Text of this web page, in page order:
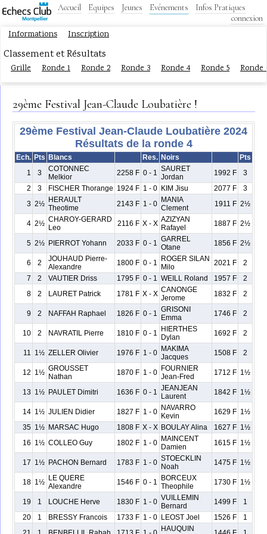
Accueil Equipes Jeunes Evénements
Infos Pratiques
connexion
Informations Inscription
Classement et Résultats
Grille Ronde 1 Ronde 2 Ronde 3 Ronde 4 Ronde 5 Ronde
29ème Festival Jean-Claude Loubatière !
29ème Festival Jean-Claude Loubatière 2024
Résultats de la ronde 4
Ech. Pts Blancs Res. Noirs
Pts
1
3
COTONNEC
Melkior
2258 F 0 - 1 SAURET
Jordan
1992 F
3
2
3 FISCHER Thorange 1924 F 1 - 0 KIM Jisu 2077 F
3
3 2½ HERAULT
Theotime
2143 F 1 - 0 MANIA
Clement
1911 F 2½
4 2½ CHAROY-GERARD
Leo
2116 F X - X AZIZYAN
Rafayel
1887 F 2½
5 2½ PIERROT Yohann 2033 F 0 - 1 GARREL
Otane
1856 F 2½
6 2
JOUHAUD Pierre-
Alexandre
1800 F 0 - 1
ROGER SILAN
Milo
2021 F
2
7
2 VAUTIER Driss 1795 F 0 - 1 WEILL Roland 1957 F
2
8
2 LAURET Patrick 1781 F X - X CANONGE
Jerome
1832 F 2
9 2 NAFFAH Raphael 1826 F 0 - 1 GRISONI
Emma
1746 F 2
10 2 NAVRATIL Pierre 1810 F 0 - 1
HIERTHES
Dylan
1692 F 2
11 1½ ZELLER Olivier 1976 F 1 - 0 MAKIMA
Jacques
1508 F 2
12 1½ GROUSSET
Nathan
1870 F 1 - 0 FOURNIER
Jean-Fred
1712 F 1½
13 1½ PAULET Dimitri 1636 F 0 - 1 JEANJEAN
Laurent
1842 F 1½
14 1½ JULIEN Didier 1827 F 1 - 0 NAVARRO
Kevin
1629 F 1½
35 1½ MARSAC Hugo 1808 F X - X BOULAY Alina 1627 F 1½
16 1½ COLLEO Guy 1802 F 1 - 0 MAINCENT
Damien
1615 F 1½
17 1½ PACHON Bernard 1783 F 1 - 0 STOECKLIN
Noah
1475 F 1½
18 1½ LE QUERE
Alexandre
1546 F 0 - 1
BORCEUX
Theophile
1730 F 1½
19 1 LOUCHE Herve 1830 F 1 - 0 VUILLEMIN
Bernard
1499 F
1
20
1 BRESSY Francois 1733 F 1 - 0 LEOST Joel 1526 F
1
HAUQUIN